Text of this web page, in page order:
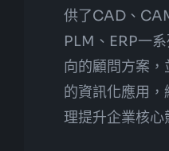
供了CAD、
PLM、ERP一
向的顧問方案
的資訊化應用
理提升企業核心